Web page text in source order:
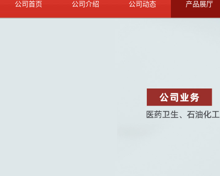
公司首页 公司介绍 公司动态 产品展厅